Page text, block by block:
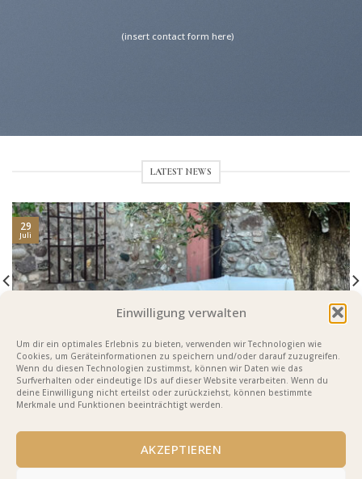
Einwilligung verwalten
Um dir ein optimales Erlebnis zu bieten, verwenden wir Technologien wie
Cookies, um Geräteinformationen zu speichern und/oder darauf zuzugreifen.
Wenn du diesen Technologien zustimmst, können wir Daten wie das
Surfverhalten oder eindeutige IDs auf dieser Website verarbeiten. Wenn du
deine Einwilligung nicht erteilst oder zurückziehst, können bestimmte
Merkmale und Funktionen beeinträchtigt werden.
AKZEPTIEREN
(insert contact form here)
LATEST NEWS
Privates Apartment – Italien
29
Juli